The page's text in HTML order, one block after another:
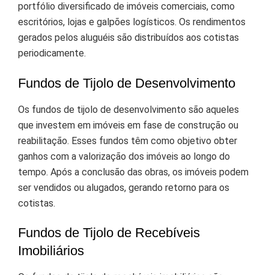
portfólio diversificado de imóveis comerciais, como
escritórios, lojas e galpões logísticos. Os rendimentos
gerados pelos aluguéis são distribuídos aos cotistas
periodicamente.
Fundos de Tijolo de Desenvolvimento
Os fundos de tijolo de desenvolvimento são aqueles
que investem em imóveis em fase de construção ou
reabilitação. Esses fundos têm como objetivo obter
ganhos com a valorização dos imóveis ao longo do
tempo. Após a conclusão das obras, os imóveis podem
ser vendidos ou alugados, gerando retorno para os
cotistas.
Fundos de Tijolo de Recebíveis
Imobiliários